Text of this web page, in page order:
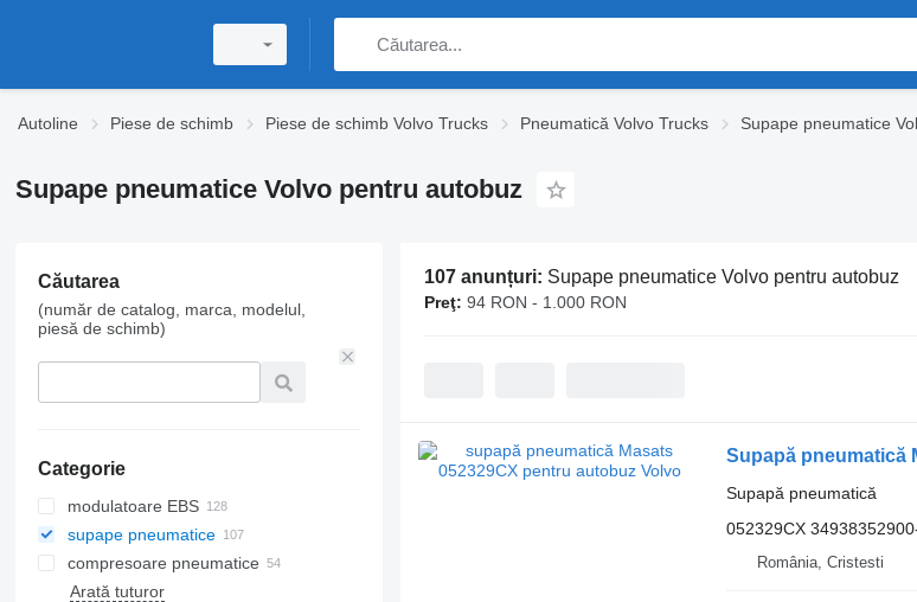
Autoline Piese de schimb Piese de schimb Volvo Trucks Pneumatică Volvo Trucks Supape pneumatice
Supape pneumatice Volvo pentru autobuz
Căutarea
(număr de catalog, marca, modelul,
piesă de schimb)
Categorie
modulatoare EBS
supape pneumatice
compresoare pneumatice
Arată tuturor
107 anunțuri: Supape pneumatice Volvo pentru autobuz
Preţ: 94 RON - 1.000 RON
Supapă pneumatică
Supapă pneumatică
052329CX
România, Cristesti